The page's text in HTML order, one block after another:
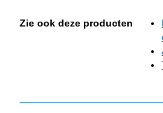
Zie ook deze producten